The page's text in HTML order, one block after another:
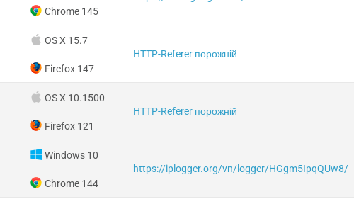
Chrome 145
OS X 15.7
Firefox 147
HTTP-Referer порожній
OS X 10.1500
Firefox 121
HTTP-Referer порожній
Windows 10
Chrome 144
https://iplogger.org/vn/logger/HGgm5IpqQUw8/